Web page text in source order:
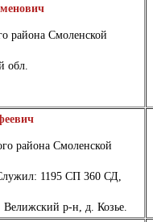
района Смоленской
обл.
района Смоленской
1195 СП 360 СД,
Велижский р-н, д. Козье.